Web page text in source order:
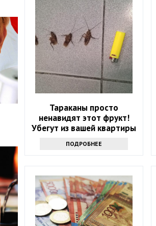
Тараканы просто
ненавидят этот фрукт!
Убегут из вашей квартиры
ПОДРОБНЕЕ